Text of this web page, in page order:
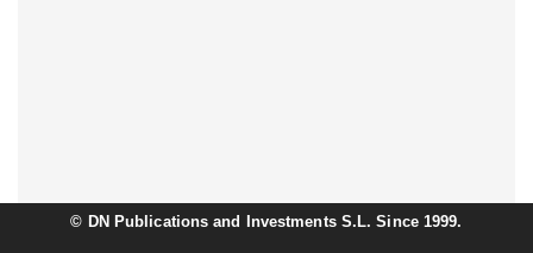
© DN Publications and Investments S.L. Since 1999.